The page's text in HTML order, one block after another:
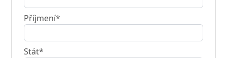
Příjmení*
Stát*